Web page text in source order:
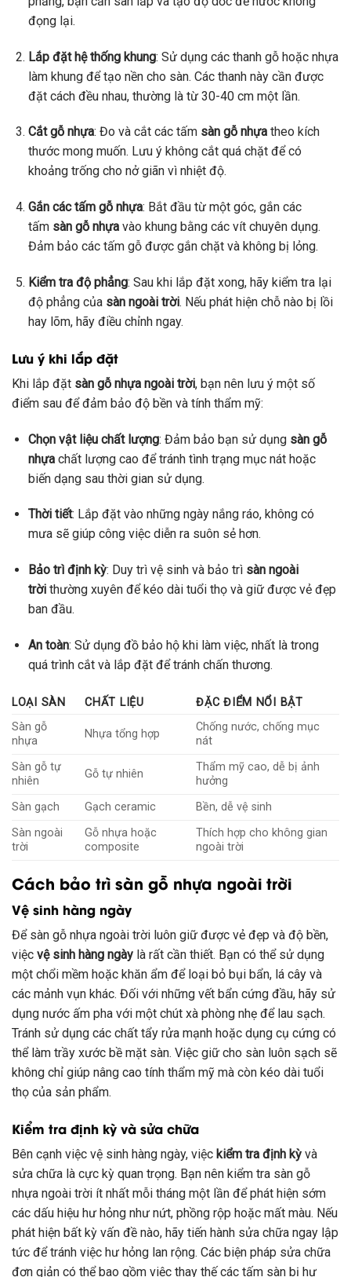
đọng lại.
Lắp đặt hệ thống khung: Sử dụng các thanh gỗ hoặc nhựa
làm khung để tạo nền cho sàn. Các thanh này cần được
đặt cách đều nhau, thường là từ 30-40 cm một lần.
Cắt gỗ nhựa: Đo và cắt các tấm sàn gỗ nhựatheo kích
thước mong muốn. Lưu ý không cắt quá chặt để có
khoảng trống cho nở giãn vì nhiệt độ.
Gắn các tấm gỗ nhựa: Bắt đầu từ một góc, gắn các
tấm sàn gỗ nhựavào khung bằng các vít chuyên dụng.
Đảm bảo các tấm gỗ được gắn chặt và không bị lỏng.
Kiểm tra độ phẳng: Sau khi lắp đặt xong, hãy kiểm tra lại
độ phẳng của sàn ngoài trời. Nếu phát hiện chỗ nào bị lồi
hay lõm, hãy điều chỉnh ngay.
Lưu ý khi lắp đặt
Khi lắp đặt sàn gỗ nhựa ngoài trời, bạn nên lưu ý một số
điểm sau để đảm bảo độ bền và tính thẩm mỹ:
Chọn vật liệu chất lượng: Đảm bảo bạn sử dụng sàn gỗ
nhựachất lượng cao để tránh tình trạng mục nát hoặc
biến dạng sau thời gian sử dụng.
Thời tiết: Lắp đặt vào những ngày nắng ráo, không có
mưa sẽ giúp công việc diễn ra suôn sẻ hơn.
Bảo trì định kỳ: Duy trì vệ sinh và bảo trì sàn ngoài
trờithường xuyên để kéo dài tuổi thọ và giữ được vẻ đẹp
ban đầu.
An toàn: Sử dụng đồ bảo hộ khi làm việc, nhất là trong
quá trình cắt và lắp đặt để tránh chấn thương.
LOẠI SÀN CHẤT LIỆU
ĐẶC ĐIỂM NỔI BẬT
Sàn gỗ
nhựa
Nhựa tổng hợp
Chống nước, chống mục
nát
Sàn gỗ tự
nhiên
Gỗ tự nhiên
Thẩm mỹ cao, dễ bị ảnh
hưởng
Sàn gạch
Gạch ceramic
Bền, dễ vệ sinh
Sàn ngoài
trời
Gỗ nhựa hoặc
composite
Thích hợp cho không gian
ngoài trời
Cách bảo trì sàn gỗ nhựa ngoài trời
Vệ sinh hàng ngày
Để sàn gỗ nhựa ngoài trời luôn giữ được vẻ đẹp và độ bền,
việc vệ sinh hàng ngày là rất cần thiết. Bạn có thể sử dụng
một chổi mềm hoặc khăn ẩm để loại bỏ bụi bẩn, lá cây và
các mảnh vụn khác. Đối với những vết bẩn cứng đầu, hãy sử
dụng nước ấm pha với một chút xà phòng nhẹ để lau sạch.
Tránh sử dụng các chất tẩy rửa mạnh hoặc dụng cụ cứng có
thể làm trầy xước bề mặt sàn. Việc giữ cho sàn luôn sạch sẽ
không chỉ giúp nâng cao tính thẩm mỹ mà còn kéo dài tuổi
thọ của sản phẩm.
Kiểm tra định kỳ và sửa chữa
Bên cạnh việc vệ sinh hàng ngày, việc kiểm tra định kỳ và
sửa chữa là cực kỳ quan trọng. Bạn nên kiểm tra sàn gỗ
nhựa ngoài trời ít nhất mỗi tháng một lần để phát hiện sớm
các dấu hiệu hư hỏng như nứt, phồng rộp hoặc mất màu. Nếu
phát hiện bất kỳ vấn đề nào, hãy tiến hành sửa chữa ngay lập
tức để tránh việc hư hỏng lan rộng. Các biện pháp sửa chữa
đơn giản có thể bao gồm việc thay thế các tấm sàn bị hư